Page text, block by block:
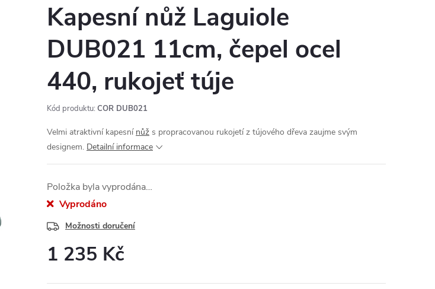
Kapesní nůž Laguiole
DUB021 11cm, čepel ocel
440, rukojeť túje
Kód produktu: COR DUB021
Velmi atraktivní kapesní nůž s propracovanou rukojetí z tújového dřeva zaujme svým
designem. Detailní informace
Položka byla vyprodána…
Vyprodáno
Možnosti doručení
1 235 Kč
cena: